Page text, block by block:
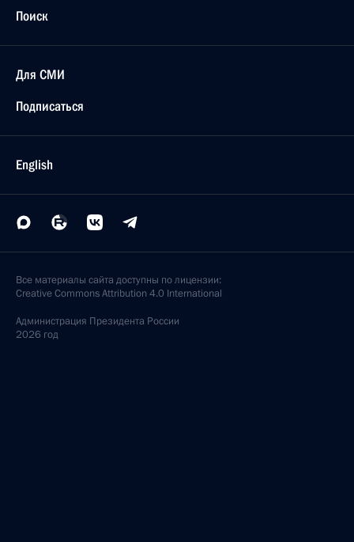
Поиск
Для СМИ
Подписаться
English
Все материалы сайта доступны по лицензии:
Creative Commons Attribution 4.0 International
Администрация Президента России
2026 год